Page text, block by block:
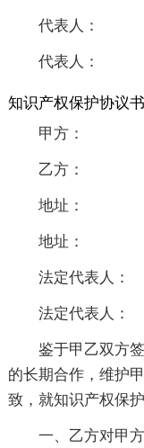
代表人：
代表人：
知识产权保护协议
甲方：
乙方：
地址：
地址：
法定代表人：
法定代表人：
鉴于甲乙双方
的长期合作，维护
致，就知识产权保
一、乙方对甲